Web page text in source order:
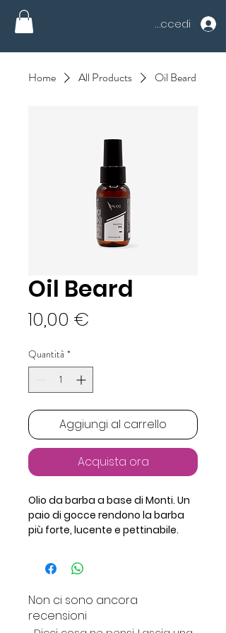
Accedi
Home All Products Oil Beard
Oil Beard
10,00 €
Quantità *
Aggiungi al carrello
Acquista ora
Olio da barba a base di Monti. Un
paio di gocce rendono la barba
più forte, lucente e pettinabile.
la cute e rispetta le pelli più
sensibili.
Formato 50ml
Non ci sono ancora
recensioni